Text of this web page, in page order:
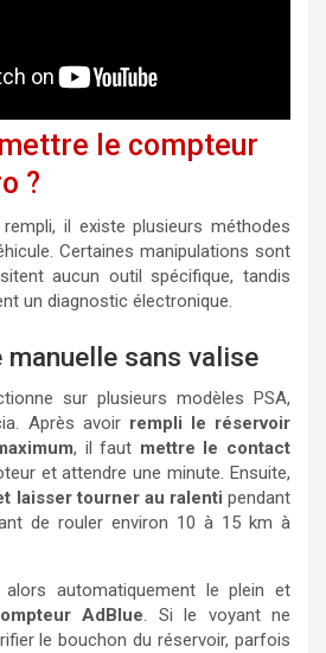
le compteur
?
il existe plusieurs méthodes
Certaines manipulations sont
aucun outil spécifique, tandis
un diagnostic électronique.
manuelle sans valise
sur plusieurs modèles PSA,
Après avoir rempli le réservoir
, il faut mettre le contact
et attendre une minute. Ensuite,
laisser tourner au ralenti pendant
de rouler environ 10 à 15 km à
automatiquement le plein et
AdBlue. Si le voyant ne
le bouchon du réservoir, parfois